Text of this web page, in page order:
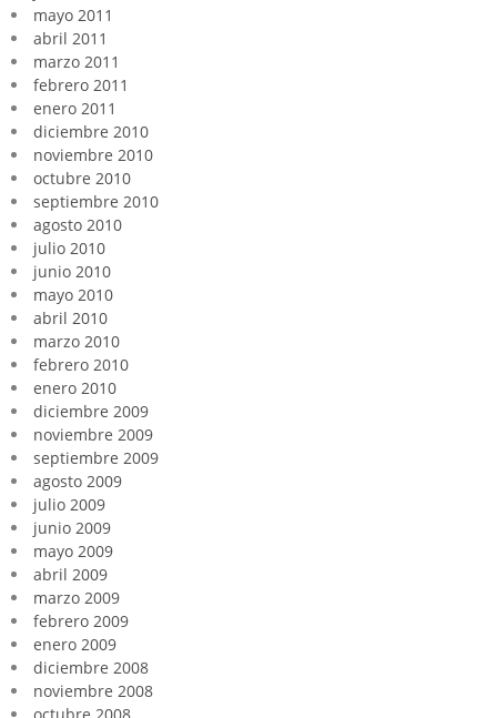
mayo 2011
abril 2011
marzo 2011
febrero 2011
enero 2011
diciembre 2010
noviembre 2010
octubre 2010
septiembre 2010
agosto 2010
julio 2010
junio 2010
mayo 2010
abril 2010
marzo 2010
febrero 2010
enero 2010
diciembre 2009
noviembre 2009
septiembre 2009
agosto 2009
julio 2009
junio 2009
mayo 2009
abril 2009
marzo 2009
febrero 2009
enero 2009
diciembre 2008
noviembre 2008